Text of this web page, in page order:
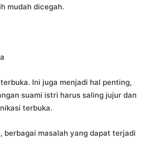
mudah dicegah.
Ini juga menjadi hal penting,
suami istri harus saling jujur dan
terbuka.
berbagai masalah yang dapat terjadi